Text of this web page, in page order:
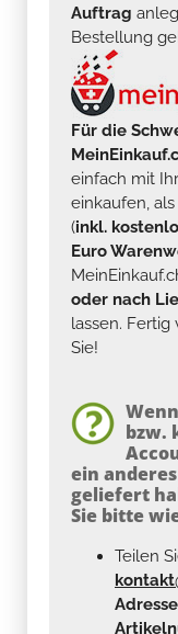
Auftrag
Bestellung
Für die
einfach mit
einkaufen,
(inkl.
Euro
oder nach
lassen.
Sie!
bzw.
ein
geliefert
Sie bitte
Teilen